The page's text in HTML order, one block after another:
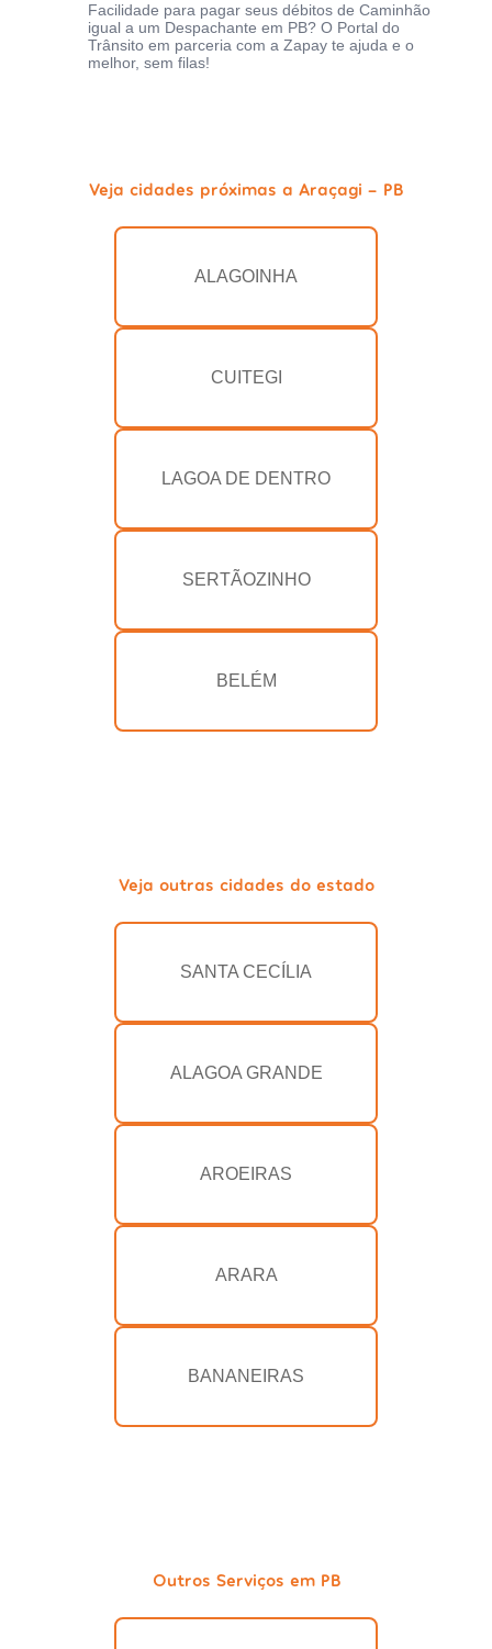
Facilidade para pagar seus débitos de Caminhão
igual a um Despachante em PB? O Portal do
Trânsito em parceria com a Zapay te ajuda e o
melhor, sem filas!
Veja cidades próximas a Araçagi - PB
ALAGOINHA
CUITEGI
LAGOA DE DENTRO
SERTÃOZINHO
BELÉM
Veja outras cidades do estado
SANTA CECÍLIA
ALAGOA GRANDE
AROEIRAS
ARARA
BANANEIRAS
Outros Serviços em PB